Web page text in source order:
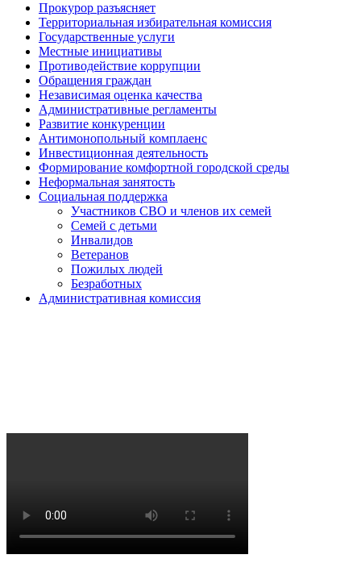
Прокурор разъясняет
Территориальная избирательная комиссия
Государственные услуги
Местные инициативы
Противодействие коррупции
Обращения граждан
Независимая оценка качества
Административные регламенты
Развитие конкуренции
Антимонопольный комплаенс
Инвестиционная деятельность
Формирование комфортной городской среды
Неформальная занятость
Социальная поддержка
Участников СВО и членов их семей
Семей с детьми
Инвалидов
Ветеранов
Пожилых людей
Безработных
Административная комиссия